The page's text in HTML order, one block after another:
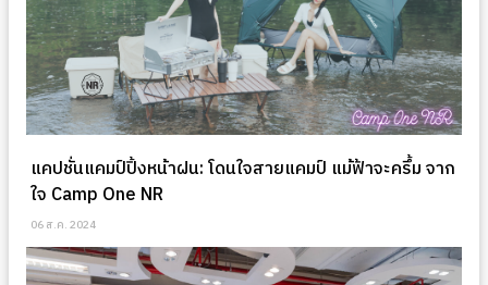
แคปชั่นแคมป์ปิ้งหน้าฝน: โดนใจสายแคมป์ แม้ฟ้าจะครึ้ม จาก
ใจ Camp One NR
06 ส.ค. 2024